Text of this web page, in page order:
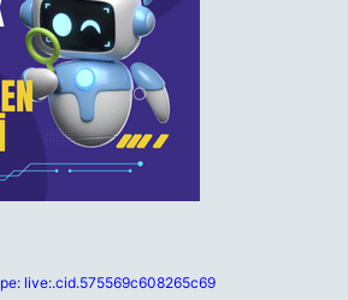
live:.cid.575569c608265c69